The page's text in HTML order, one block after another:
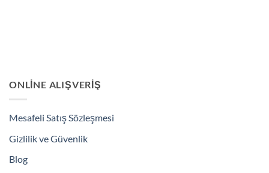
ONLINE ALIŞVERIŞ
Mesafeli Satış Sözleşmesi
Gizlilik ve Güvenlik
Blog